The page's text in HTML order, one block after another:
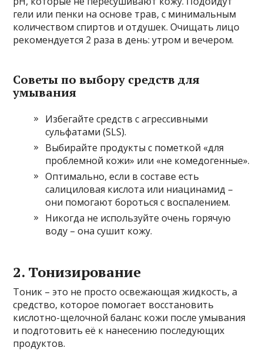
гели или пенки на основе трав, с минимальным
количеством спиртов и отдушек. Очищать лицо
рекомендуется 2 раза в день: утром и вечером.
Советы по выбору средств для
умывания
Избегайте средств с агрессивными
сульфатами (SLS).
Выбирайте продукты с пометкой «для
проблемной кожи» или «не комедогенные».
Оптимально, если в составе есть
салициловая кислота или ниацинамид –
они помогают бороться с воспалением.
Никогда не используйте очень горячую
воду – она сушит кожу.
2. Тонизирование
Тоник – это не просто освежающая жидкость, а
средство, которое помогает восстановить
кислотно-щелочной баланс кожи после умывания
и подготовить её к нанесению последующих
продуктов.